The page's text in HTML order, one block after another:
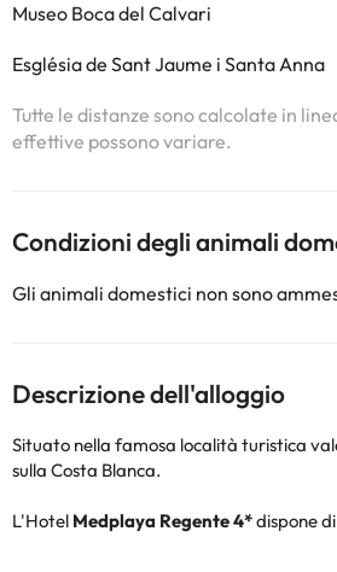
Museo Boca del Calvari
Església de Sant Jaume i Santa Anna
Tutte le distanze sono calcolate in
effettive possono variare.
Condizioni degli animali
Gli animali domestici non sono
Descrizione dell'alloggio
Situato nella famosa località turistica
sulla Costa Blanca.
L'Hotel Medplaya Regente 4*dispone
ristorante, connessione Wi-Fi gratuita